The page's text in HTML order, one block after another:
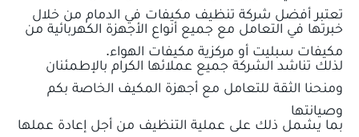
تعتبر أفضل شركة تنظيف مكيفات في الدمام من خلال
خبرتها في التعامل مع جميع أنواع الأجهزة الكهربائية من
مكيفات سبليت أو مركزية مكيفات الهواء.
لذلك تناشد الشركة جميع عملائها الكرام بالإطمئنان
ومنحنا الثقة للتعامل مع أجهزة المكيف الخاصة بكم
وصيانتها
بما يشمل ذلك على عملية التنظيف من أجل إعادة عملها